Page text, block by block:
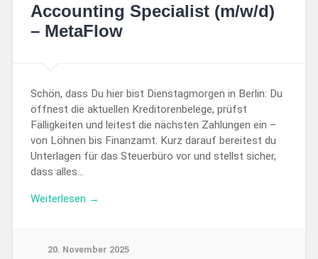
Accounting Specialist (m/w/d)
– MetaFlow
Schön, dass Du hier bist Dienstagmorgen in Berlin: Du
öffnest die aktuellen Kreditorenbelege, prüfst
Fälligkeiten und leitest die nächsten Zahlungen ein –
von Löhnen bis Finanzamt. Kurz darauf bereitest du
Unterlagen für das Steuerbüro vor und stellst sicher,
dass alles…
Weiterlesen →
20. November 2025